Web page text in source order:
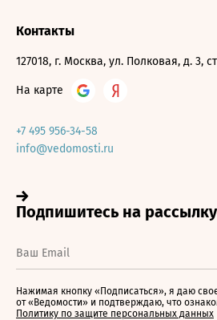
Контакты
127018, г. Москва, ул. Полковая, д. 3,
На карте
+7 495 956-34-58
info@vedomosti.ru
Нажимая кнопку «Подписаться», я даю
от «Ведомости» и подтверждаю, что
Политику по защите персональных данных